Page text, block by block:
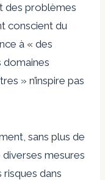
des problèmes
conscient du
à « des
» n’inspire pas
sans plus de
mesures
dans